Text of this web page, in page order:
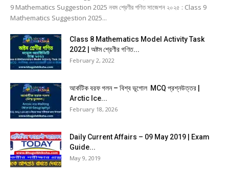
9 Mathematics Suggestion 2025 নবম শ্রেণীর গণিত সাজেশন ২০২৫ : Class 9
Mathematics Suggestion 2025...
Class 8 Mathematics Model Activity Task
2022 | অষ্টম শ্রেণীর গণিত...
February 2, 2022
আর্কটিক বরফ গলন – বিশ্ব ভূগোল MCQ প্রশ্নউত্তর |
Arctic Ice...
February 18, 2026
Daily Current Affairs – 09 May 2019 | Exam
Guide...
May 9, 2019